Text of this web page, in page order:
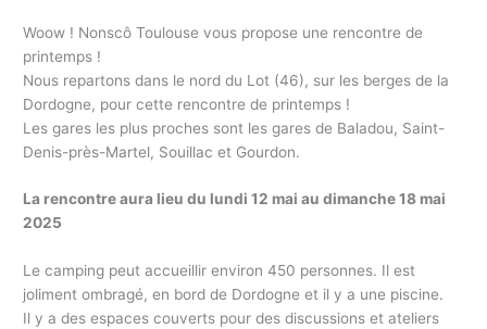
Woow ! Nonscô Toulouse vous propose une rencontre de
printemps !
Nous repartons dans le nord du Lot (46), sur les berges de la
Dordogne, pour cette rencontre de printemps !
Les gares les plus proches sont les gares de Baladou, Saint-
Denis-près-Martel, Souillac et Gourdon.
La rencontre aura lieu du lundi 12 mai au dimanche 18 mai
2025
Le camping peut accueillir environ 450 personnes. Il est
joliment ombragé, en bord de Dordogne et il y a une piscine.
Il y a des espaces couverts pour des discussions et ateliers